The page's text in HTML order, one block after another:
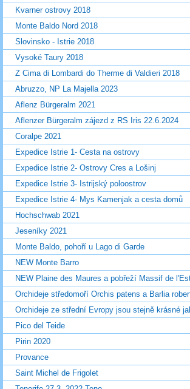
Kvarner ostrovy 2018
Monte Baldo Nord 2018
Slovinsko - Istrie 2018
Vysoké Taury 2018
Z Cima di Lombardi do Therme di Valdieri 2018
Abruzzo, NP La Majella 2023
Aflenz Bürgeralm 2021
Aflenzer Bürgeralm zájezd z RS Iris 22.6.2024
Coralpe 2021
Expedice Istrie 1- Cesta na ostrovy
Expedice Istrie 2- Ostrovy Cres a Lošinj
Expedice Istrie 3- Istrijský poloostrov
Expedice Istrie 4- Mys Kamenjak a cesta domů
Hochschwab 2021
Jeseníky 2021
Monte Baldo, pohoří u Lago di Garde
NEW Monte Barro
NEW Plaine des Maures a pobřeží Massif de
Orchideje středomoří Orchis patens a Barlia
Orchideje ze střední Evropy jsou stejně krásné
Pico del Teide
Pirin 2020
Provance
Saint Michel de Frigolet